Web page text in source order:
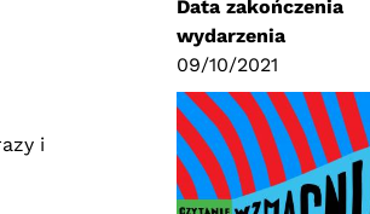
i
Data zakończenia
wydarzenia
09/10/2021